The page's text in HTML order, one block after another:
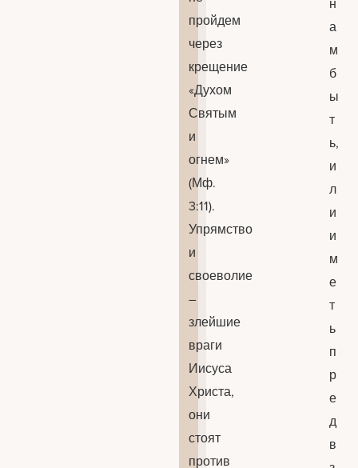
пройдем
через
крещение
«Духом
Святым
и
огнем»
(Мф.
3:11).
Упрямство
и
своеволие
–
злейшие
враги
Иисуса
Христа,
они
стоят
против
а
м
б
ы
т
ь,
и
л
и
и
м
е
т
ь
п
р
е
д
в